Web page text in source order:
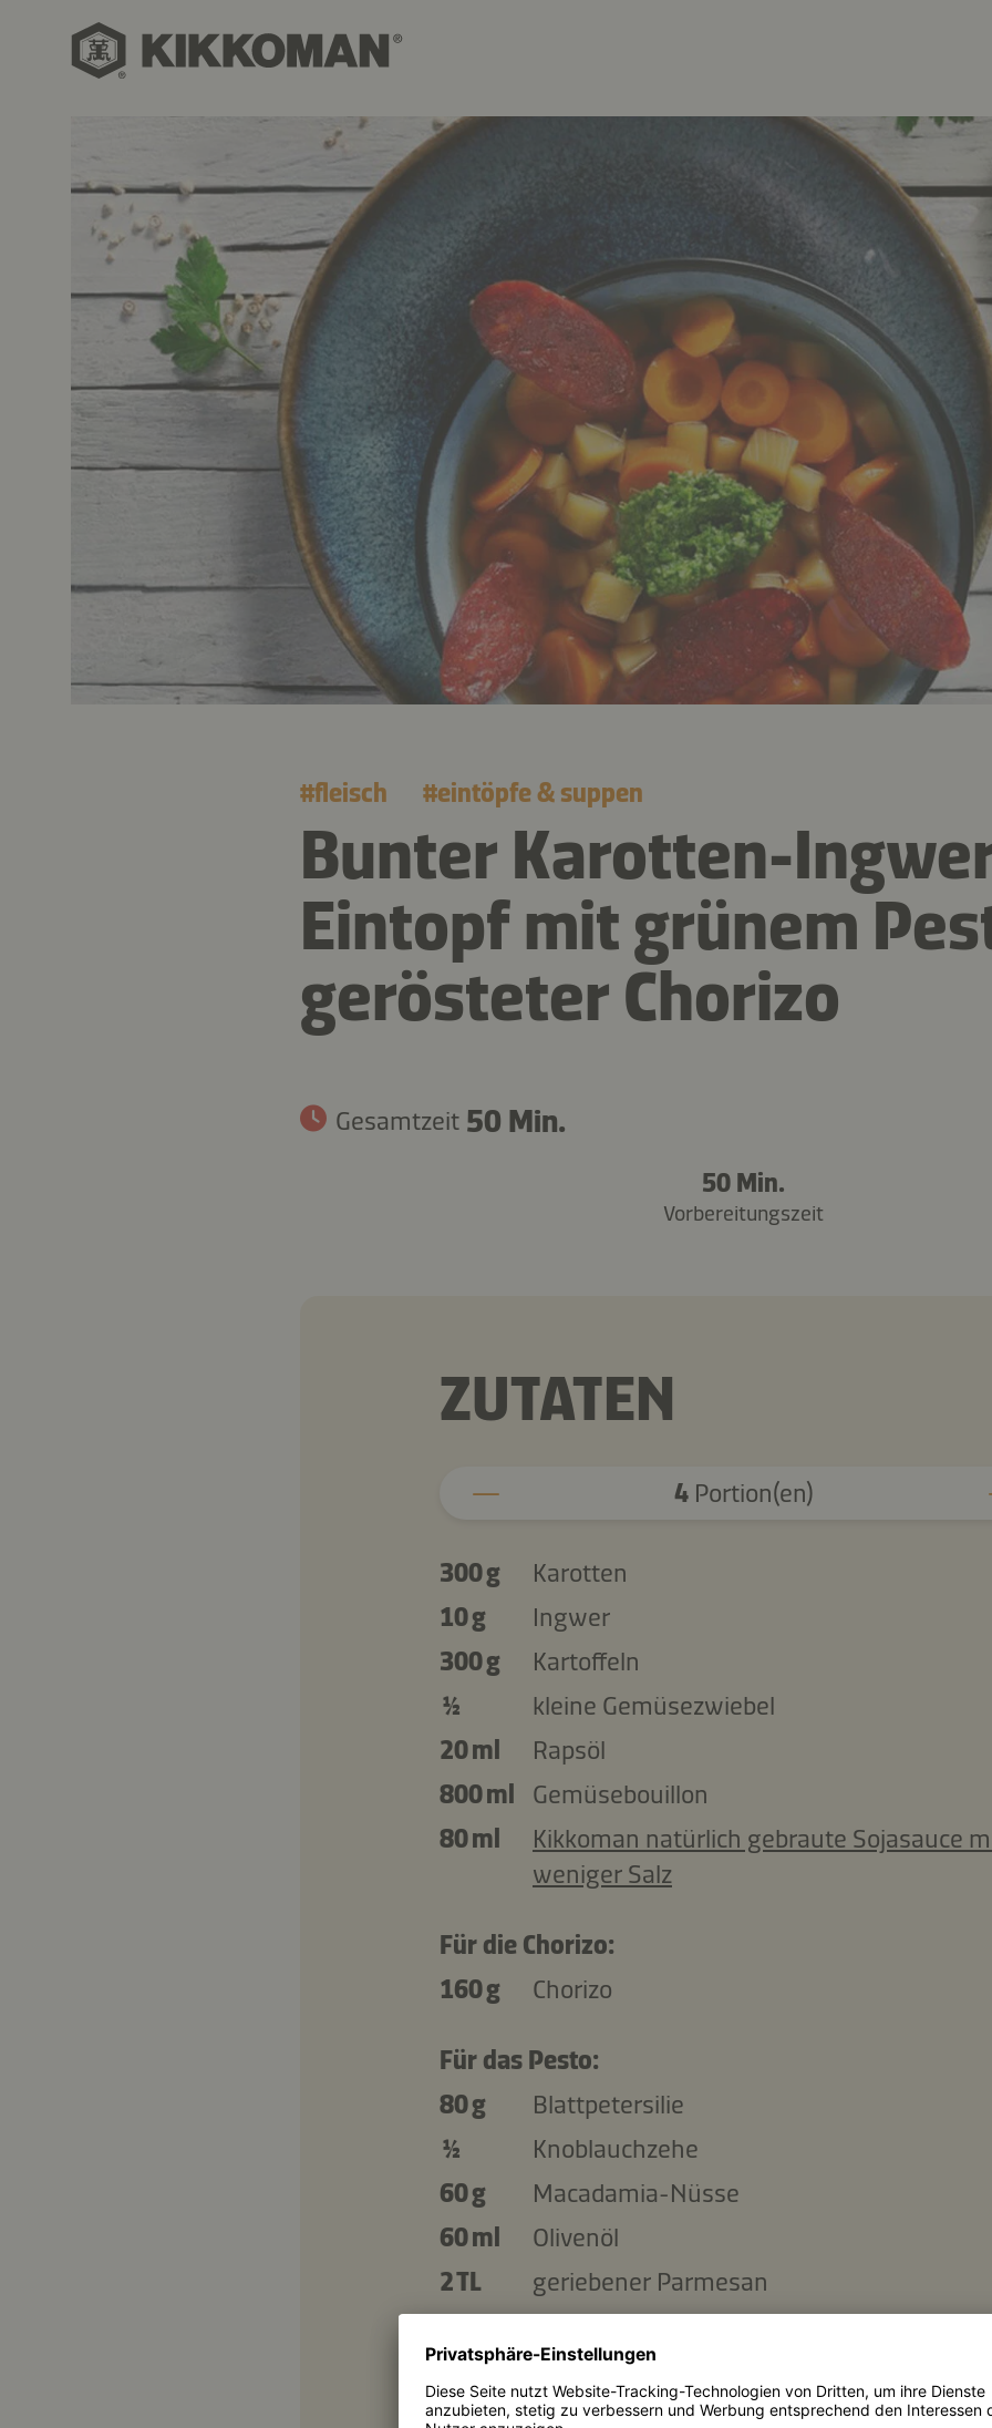
#fleisch #eintöpfe & suppen
Bunter Karotten-
Eintopf mit grünem
gerösteter Chorizo
Gesamtzeit 50 Min.
50 Min.
Vorbereitungszeit
ZUTATEN
4Portion(en)
300 g
Karotten
10 g
Ingwer
300 g
Kartoffeln
½
kleine Gemüsezwiebel
20 ml
Rapsöl
800 ml
Gemüsebouillon
80 ml
Kikkoman natürlich gebraute Sojasauce
weniger Salz
Für die Chorizo:
160 g
Chorizo
Für das Pesto:
80 g
Blattpetersilie
½
Knoblauchzehe
60 g
Macadamia-Nüsse
60 ml
Olivenöl
2 TL
geriebener Parmesan
weisser Pfeffer aus der Mühle